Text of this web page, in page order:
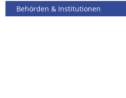
Behörden & Institutionen